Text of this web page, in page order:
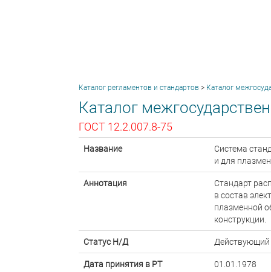
Каталог регламентов и стандартов > Каталог
Каталог
ГОСТ 12.2.007.8-75
Название
Система
и для
Аннотация
Стандарт
в состав
плазменной
конструкции.
Статус Н/Д Действующий
Дата принятия в РТ 01.01.1978